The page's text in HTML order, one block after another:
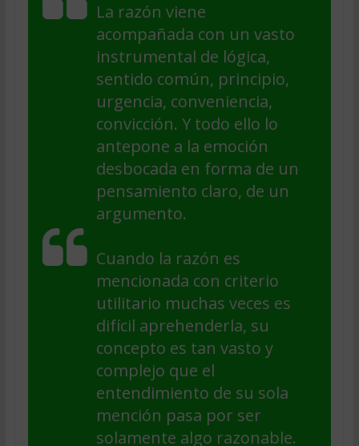
La razón viene
acompañada con un vasto
instrumental de lógica,
sentido común, principio,
urgencia, conveniencia,
convicción. Y todo ello lo
antepone a la emoción
desbocada en forma de un
pensamiento claro, de un
argumento.
Cuando la razón es
mencionada con criterio
utilitario muchas veces es
difícil aprehenderla, su
concepto es tan vasto y
complejo que el
entendimiento de su sola
mención pasa por ser
solamente algo razonable.